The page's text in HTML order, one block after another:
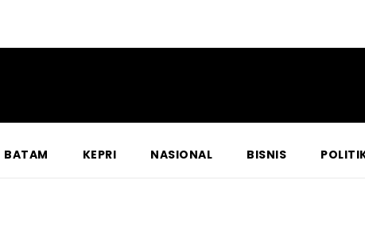
BATAM KEPRI NASIONAL BISNIS